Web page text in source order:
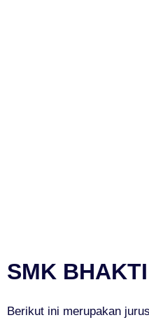
SMK
Berikut ini merupakan